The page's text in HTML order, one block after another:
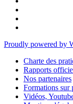
Proudly powered by
Charte des
Rapports
Nos partenaires
Formations sur
Vidéos,